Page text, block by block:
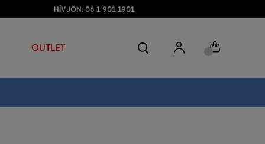
HÍVJON: 06 1 901 1901
OUTLET